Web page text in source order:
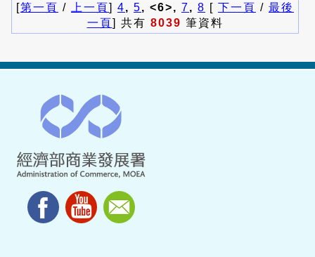
[第一頁 / 上一頁] 4, 5, <6>, 7, 8 [ 下一頁 / 最後
一頁] 共有 8039 筆資料